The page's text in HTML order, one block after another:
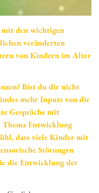
mit den wichtigen
veränderten
von Kindern im Alter
Bist du dir nicht
mehr Inputs von dir
Gespräche mit
Entwicklung
dass viele Kinder mit
Störungen
die Entwicklung der